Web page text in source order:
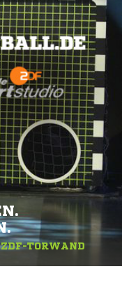
TORWAND